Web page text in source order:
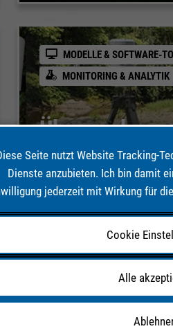
MODELLE & SOFTWARE-
MONITORING & ANALYTIK
für
autarker
#Gewässerüberwachung
Monitoring #Energieautarkie
Seite nutzt Website Tracking-
Dienste anzubieten. Ich bin damit
jederzeit mit Wirkung für
Cookie
Alle